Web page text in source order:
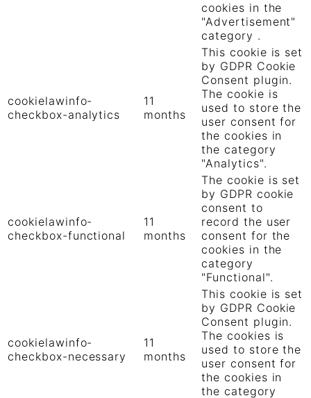
cookies in the
"Advertisement"
category .
cookielawinfo-
checkbox-analytics
11
months
This cookie is set
by GDPR Cookie
Consent plugin.
The cookie is
used to store the
user consent for
the cookies in
the category
"Analytics".
cookielawinfo-
checkbox-functional
11
months
The cookie is set
by GDPR cookie
consent to
record the user
consent for the
cookies in the
category
"Functional".
cookielawinfo-
checkbox-necessary
11
months
This cookie is set
by GDPR Cookie
Consent plugin.
The cookies is
used to store the
user consent for
the cookies in
the category